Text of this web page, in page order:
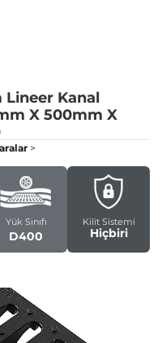
Kanal
X 500mm X
>
Yük Sınıfı
D400
Kilit Sistemi
Hiçbiri